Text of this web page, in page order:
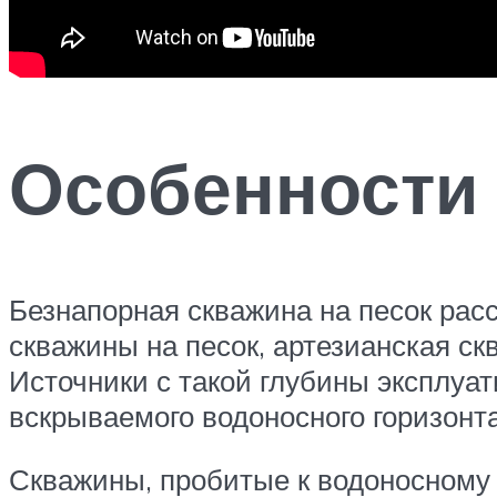
Особенности
Безнапорная скважина на песок
скважины на песок, артезианская
Источники с такой глубины
вскрываемого водоносного
Скважины, пробитые к водоносному